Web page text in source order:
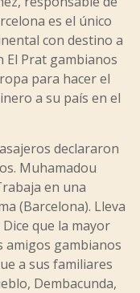
es el único
con destino a
El Prat gambianos
para hacer el
a su país en el
declararon
Muhamadou
en una
(Barcelona). Lleva
que la mayor
amigos gambianos
a sus familiares
Dembacunda,